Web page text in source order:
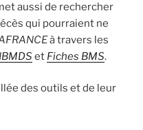
aussi de rechercher
qui pourraient ne
à travers les
et Fiches BMS.
des outils et de leur